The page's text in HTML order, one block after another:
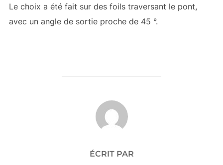
Le choix a été fait sur des foils traversant le pont,
avec un angle de sortie proche de 45 °.
AUTEUR DE LA PUBLICATION
ÉCRIT PAR